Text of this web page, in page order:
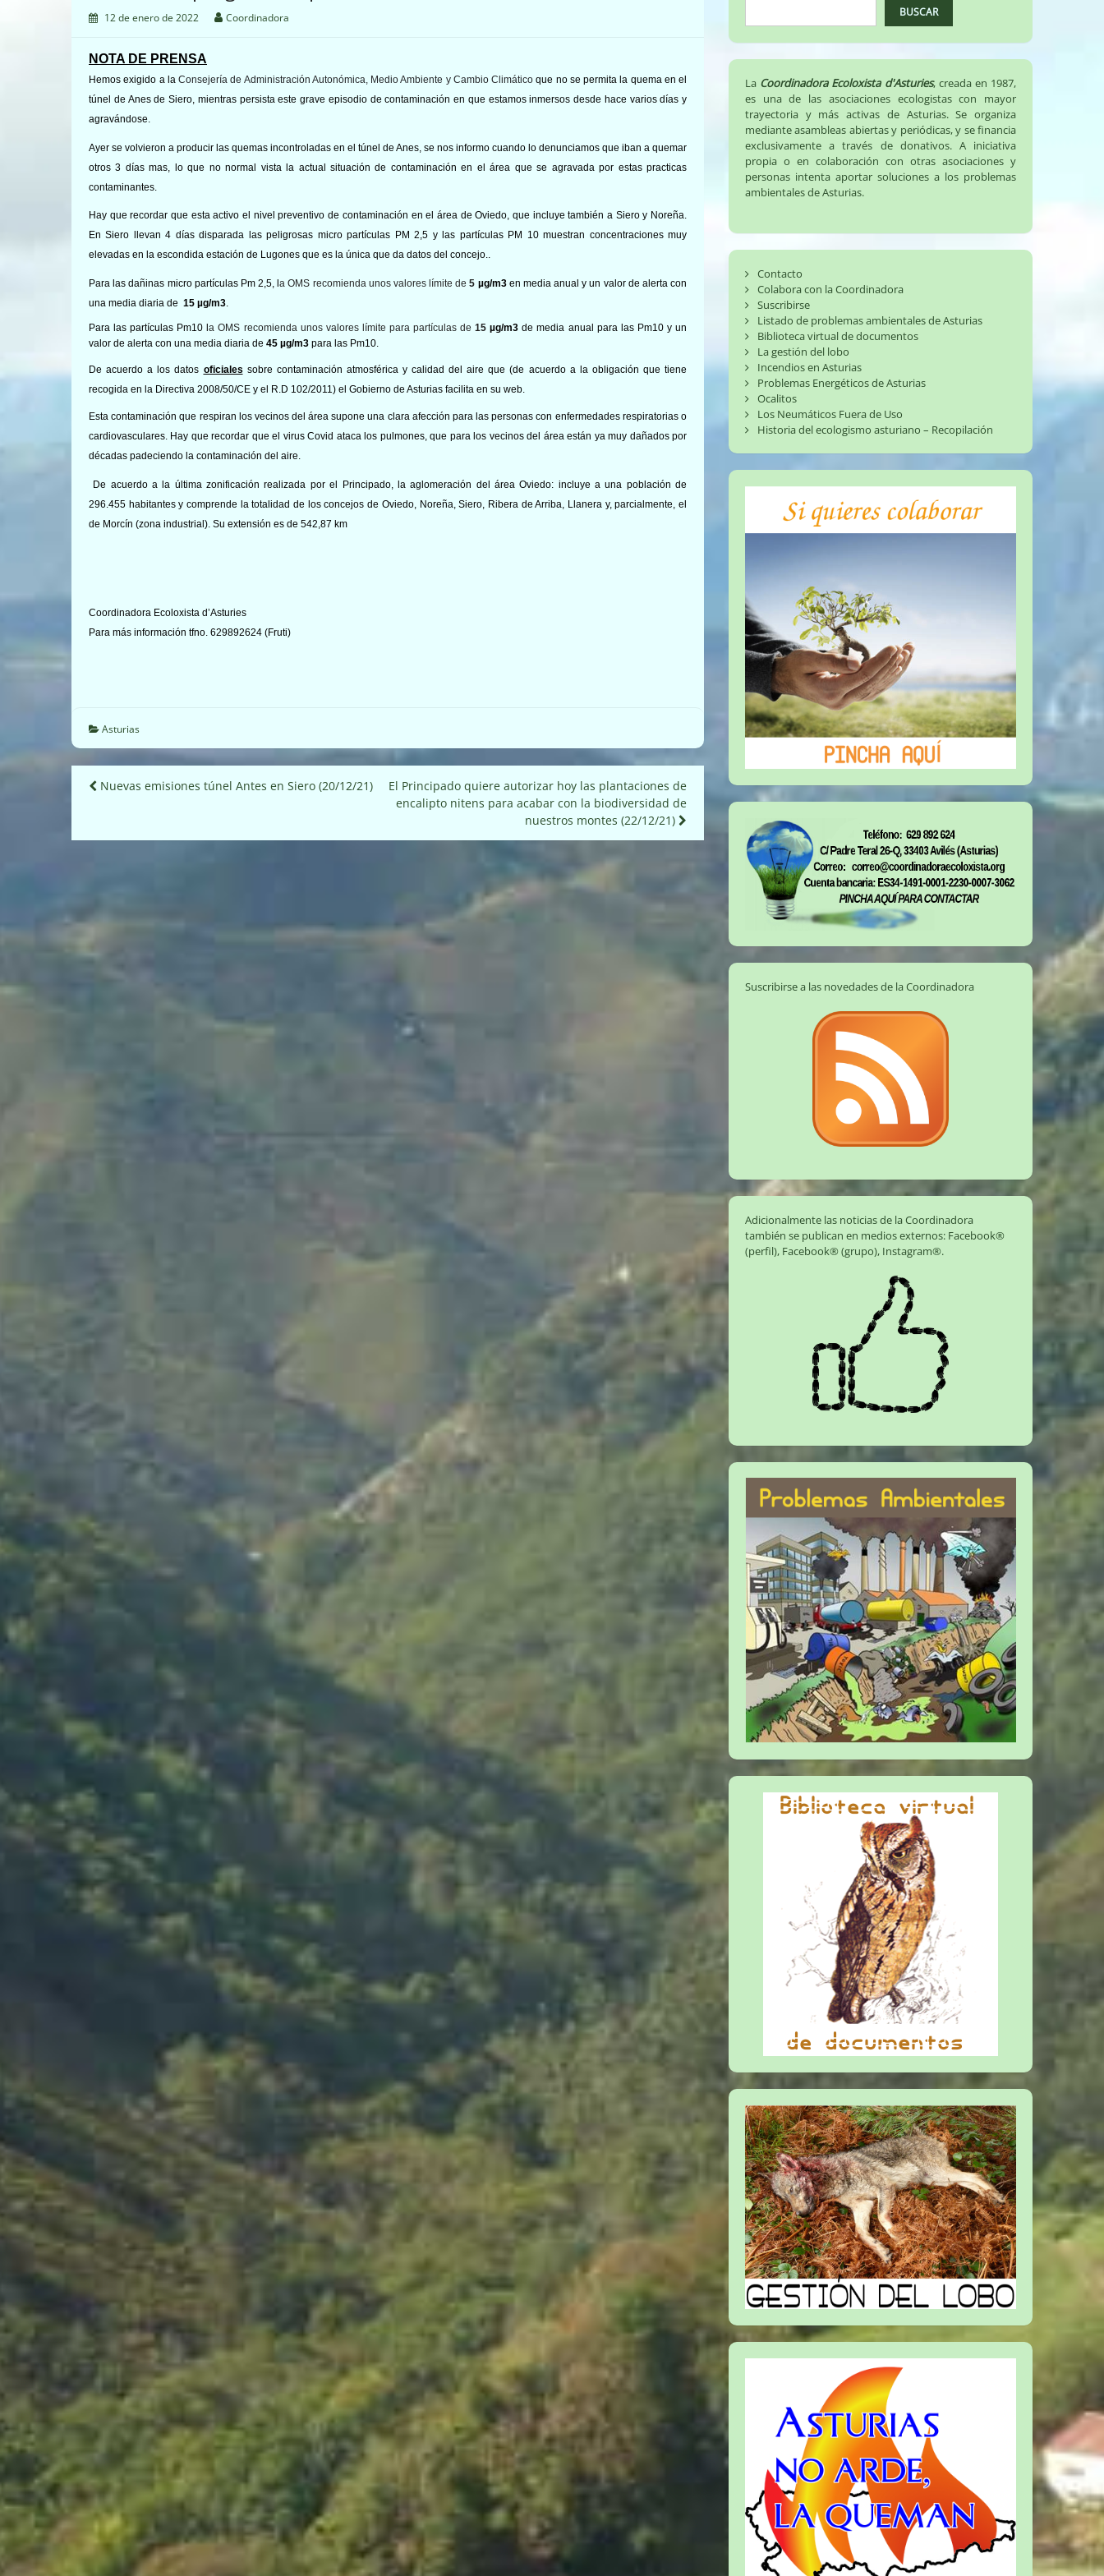
12 de enero de 2022 Coordinadora
NOTA DE PRENSA
Hemosexigido a la Consejería de Administración Autonómica, Medio Ambiente y Cambio Climático que no se permita la quema en el
túnel de Anes de Siero, mientras persista este grave episodio de contaminación en que estamos inmersos desde hace varios días y
agravándose.
Ayer se volvieron a producir las quemas incontroladas en el túnel de Anes, se nos informo cuando lo denunciamos que iban a quemar
otros 3 días mas, lo que no normal vista la actual situación de contaminación en el área que se agravada por estas practicas
contaminantes.
Hay que recordar que esta activo el nivel preventivo de contaminación en el área de Oviedo, que incluye también a Siero y Noreña.
En Siero llevan 4 días disparada
las peligrosas micro partículas PM 2,5 y las partículas PM 10muestran concentraciones muy
elevadas en la escondida estación de Lugones que es la única que da datos del concejo..
Para las dañinas micro partículas Pm 2,5, la OMS recomienda unos valores límite de5 µg/m3en media anual y un valor de alerta con
una media diaria de 15 µg/m3
Para las partículas Pm10 la OMS recomienda unos valores límite para partículas de15 µg/m3 de media anual para las Pm10 y un
valor de alerta con una media diaria de 45 µg/m3 para las Pm10.
De acuerdo a los datos oficiales sobre contaminación atmosférica y calidad del aire que (de acuerdo a la obligación que tiene
recogida en la Directiva 2008/50/CE y el R.D 102/2011) el Gobierno de Asturias facilita en su web.
Esta contaminación que respiran los vecinos del área supone una clara afección para las personas con enfermedades respiratorias o
cardiovasculares. Hay que recordar que el virus Covid ataca los pulmones, que para los vecinos del área están ya muy dañados por
décadas padeciendo la contaminación del aire.
De acuerdo a la última zonificación realizada por el Principado, la aglomeración del área Oviedo: incluye a una población de
296.455 habitantes y comprende la totalidad de los concejos de Oviedo, Noreña, Siero, Ribera de Arriba, Llanera y, parcialmente, el
de Morcín (zona industrial). Su extensión es de 542,87 km
Coordinadora Ecoloxista d’Asturies
Para más información tfno. 629892624 (Fruti)
Asturias
Navegación
entradas
Nuevas emisiones túnel Antes en Siero (20/12/21)
El Principado quiere autorizar hoy las plantaciones de
encalipto nitens para acabar con la biodiversidad de
nuestros montes (22/12/21)
BUSCAR
La Coordinadora Ecoloxista d'Asturies, creada en 1987,
es una de las asociaciones ecologistas con mayor
trayectoria y más activas de Asturias. Se organiza
mediante asambleas abiertas y periódicas, y se financia
exclusivamente a través de donativos. A iniciativa
propia o en colaboración con otras asociaciones y
personas intenta aportar soluciones a los problemas
ambientales de Asturias.
Contacto
Colabora con la Coordinadora
Suscribirse
Listado de problemas ambientales de Asturias
Biblioteca virtual de documentos
La gestión del lobo
Incendios en Asturias
Problemas Energéticos de Asturias
Ocalitos
Los Neumáticos Fuera de Uso
Historia del ecologismo asturiano – Recopilación
Suscribirse a las novedades de la Coordinadora
Adicionalmente las noticias de la Coordinadora
también se publican en medios externos: Facebook®
(perfil), Facebook® (grupo), Instagram®.